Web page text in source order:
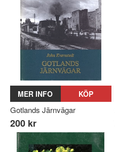
MER INFO KÖP
Gotlands Järnvägar
200 kr